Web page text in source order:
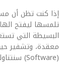
إذا كنت تظن أن
تلمسها ليفتح
البسيطة التي
(Software) سنتناولها بالتفصيل الممل في الأسطر القادمة.